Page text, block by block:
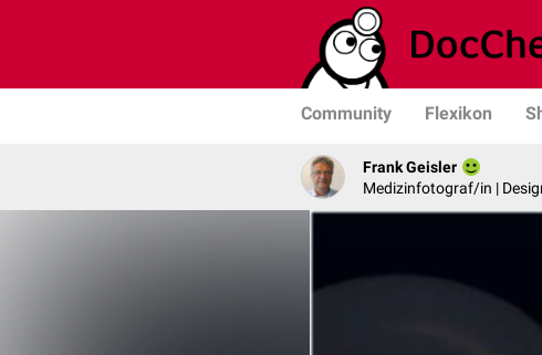
Community Flexikon
Frank Geisler
Medizinfotograf/in |